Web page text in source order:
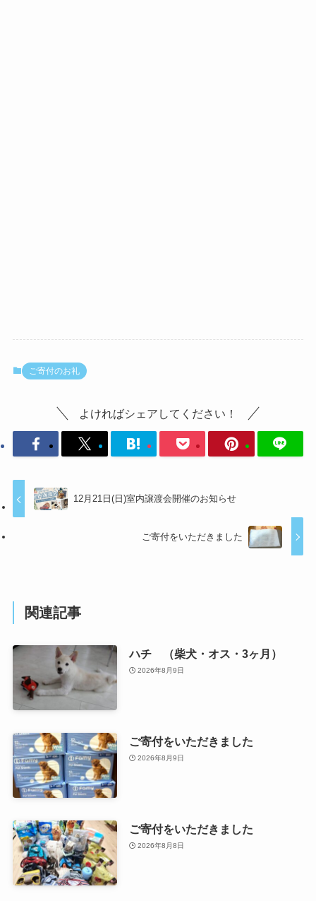
ご寄付のお礼
よければシェアしてください！
12月21日(日)室内譲渡会開催のお知らせ
ご寄付をいただきました
関連記事
ハチ （柴犬・オス・3ヶ月）
2026年8月9日
ご寄付をいただきました
2026年8月9日
ご寄付をいただきました
2026年8月8日